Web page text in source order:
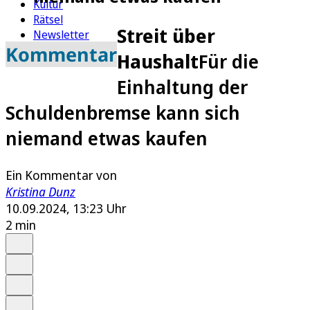
Kultur
Rätsel
Newsletter
E-Paper
Kommentar
Streit über
HaushaltFür die
Einhaltung der
Schuldenbremse kann sich
niemand etwas kaufen
Ein Kommentar von
Kristina Dunz
10.09.2024, 13:23 Uhr
2 min